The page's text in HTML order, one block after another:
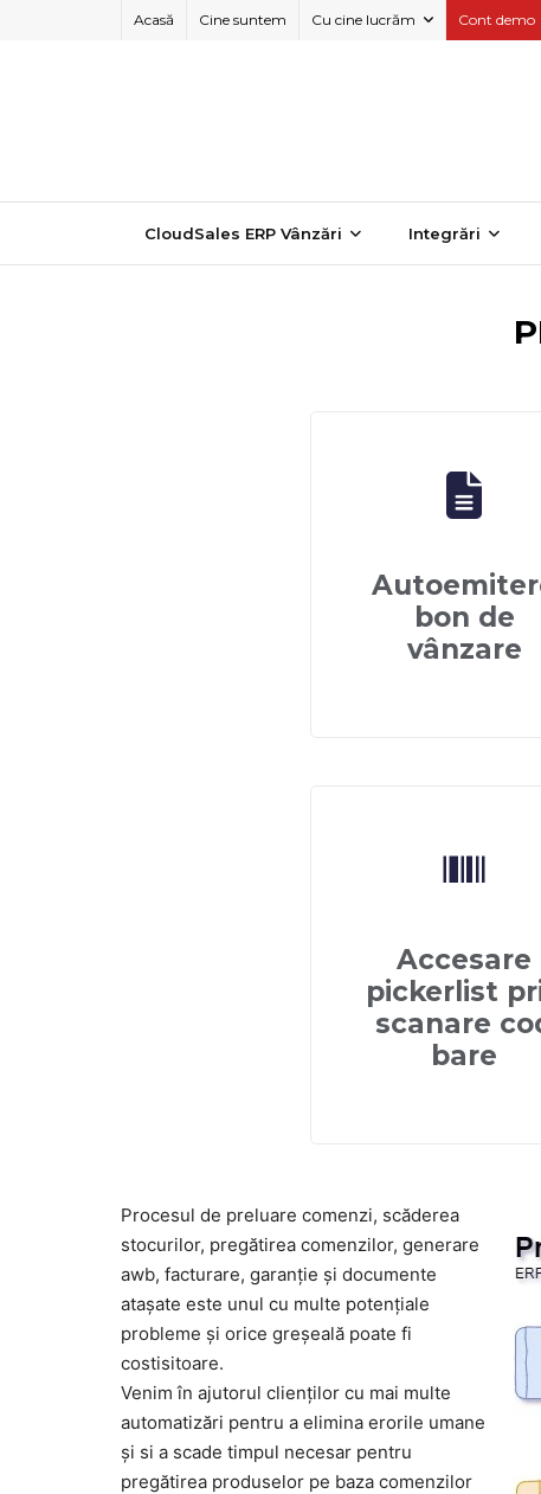
Acasă Cine suntem Cu cine lucrăm Cont demo
CloudSales ERP Vânzări Integrări
bon de
vânzare
Accesare
pickerlist
scanare
bare
Procesul de preluare comenzi, scăderea
stocurilor, pregătirea comenzilor, generare
awb, facturare, garanție și documente
atașate este unul cu multe potențiale
probleme și orice greșeală poate fi
costisitoare.
Venim în ajutorul clienților cu mai multe
automatizări pentru a elimina erorile umane
și si a scade timpul necesar pentru
pregătirea produselor pe baza comenzilor